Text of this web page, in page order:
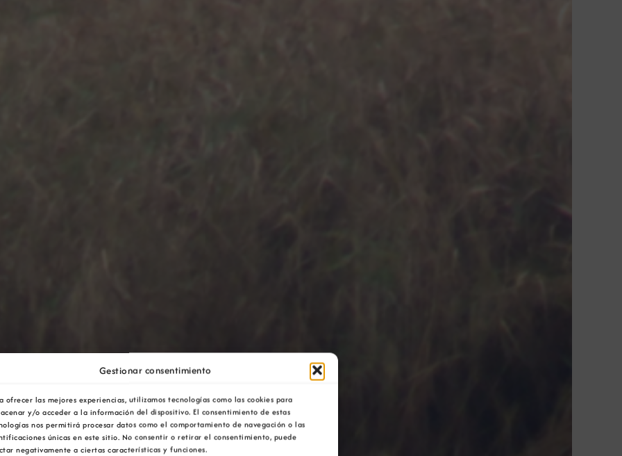
Gestionar consentimiento
ofrecer las mejores experiencias, utilizamos tecnologías como las cookies para
y/o acceder a la información del dispositivo. El consentimiento de estas
nos permitirá procesar datos como el comportamiento de navegación o las
únicas en este sitio. No consentir o retirar el consentimiento, puede
negativamente a ciertas características y funciones.